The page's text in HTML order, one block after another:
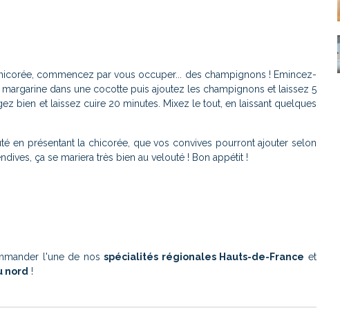
commencez par vous occuper... des champignons ! Emincez-
dans une cocotte puis ajoutez les champignons et laissez 5
bien et laissez cuire 20 minutes. Mixez le tout, en laissant quelques
en présentant la chicorée, que vos convives pourront ajouter selon
ça se mariera très bien au velouté ! Bon appétit !
l'une de nosspécialités régionales Hauts-de-France et
nord !